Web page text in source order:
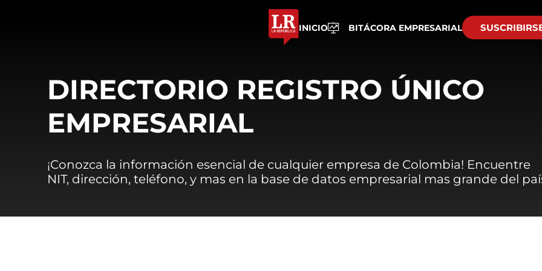
INICIO BITÁCORA EMPRESARIAL
DIRECTORIO REGISTRO ÚNICO
EMPRESARIAL
¡Conozca la información esencial de cualquier empresa de Colombia! Encuentre
NIT, dirección, teléfono, y mas en la base de datos empresarial mas grande del